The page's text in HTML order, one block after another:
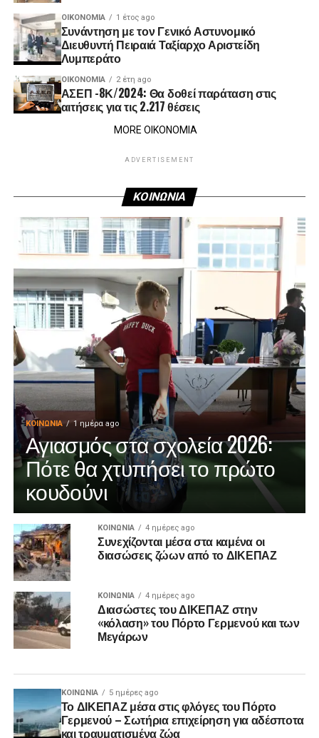
ΟΙΚΟΝΟΜΊΑ 1 έτος ago
Συνάντηση με τον Γενικό Αστυνομικό
Διευθυντή Πειραιά Ταξίαρχο Αριστείδη
Λυμπεράτο
ΟΙΚΟΝΟΜΊΑ 2 έτη ago
ΑΣΕΠ -8Κ/2024: Θα δοθεί παράταση στις
αιτήσεις για τις 2.217 θέσεις
MORE ΟΙΚΟΝΟΜΙΑ
ADVERTISEMENT
ΚΟΙΝΩΝΙΑ
ΚΟΙΝΩΝΊΑ 1 ημέρα ago
Αγιασμός στα σχολεία 2026:
Πότε θα χτυπήσει το πρώτο
κουδούνι
ΚΟΙΝΩΝΊΑ 4 ημέρες ago
Συνεχίζονται μέσα στα καμένα οι
διασώσεις ζώων από το ΔΙΚΕΠΑΖ
ΚΟΙΝΩΝΊΑ 4 ημέρες ago
Διασώστες του ΔΙΚΕΠΑΖ στην
«κόλαση» του Πόρτο Γερμενού και των
Μεγάρων
ΚΟΙΝΩΝΊΑ 5 ημέρες ago
Το ΔΙΚΕΠΑΖ μέσα στις φλόγες του Πόρτο
Γερμενού – Σωτήρια επιχείρηση για αδέσποτα
και τραυματισμένα ζώα